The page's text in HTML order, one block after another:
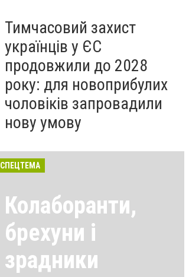
Тимчасовий захист
українців у ЄС
продовжили до 2028
року: для новоприбулих
чоловіків запровадили
нову умову
СПЕЦТЕМА
Колаборанти,
брехуни і
зрадники